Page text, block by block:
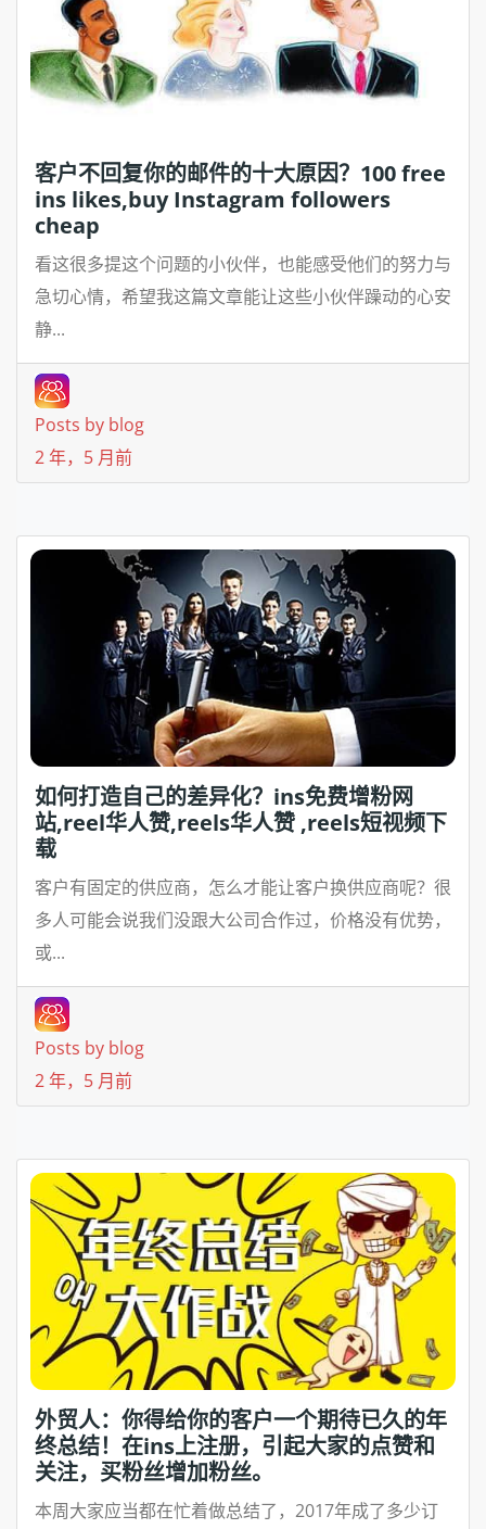
客户不回复你的邮件的十大原因？100 free
ins likes,buy Instagram followers
cheap
看这很多提这个问题的小伙伴，也能感受他们的努力与
急切心情，希望我这篇文章能让这些小伙伴躁动的心安
静...
Posts by blog
2 年，5 月前
如何打造自己的差异化？ins免费增粉网
站,reel华人赞,reels华人赞 ,reels短视频下
载
客户有固定的供应商，怎么才能让客户换供应商呢？很
多人可能会说我们没跟大公司合作过，价格没有优势，
或...
Posts by blog
2 年，5 月前
外贸人：你得给你的客户一个期待已久的年
终总结！在ins上注册，引起大家的点赞和
关注，买粉丝增加粉丝。
本周大家应当都在忙着做总结了，2017年成了多少订